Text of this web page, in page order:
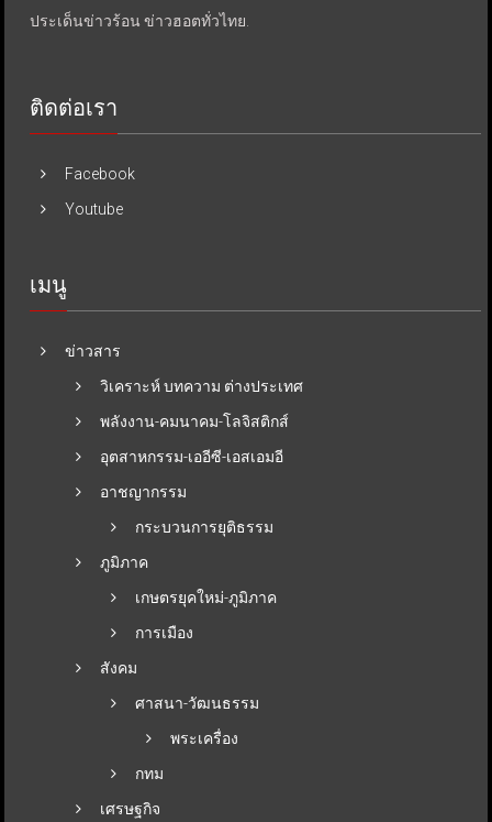
ประเด็นข่าวร้อน ข่าวฮอตทั่วไทย.
ติดต่อเรา
Facebook
Youtube
เมนู
ข่าวสาร
วิเคราะห์ บทความ ต่างประเทศ
พลังงาน-คมนาคม-โลจิสติกส์
อุตสาหกรรม-เออีซี-เอสเอมอี
อาชญากรรม
กระบวนการยุติธรรม
ภูมิภาค
เกษตรยุคใหม่-ภูมิภาค
การเมือง
สังคม
ศาสนา-วัฒนธรรม
พระเครื่อง
กทม
เศรษฐกิจ